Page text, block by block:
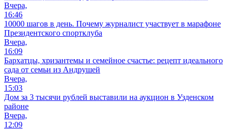
Вчера,
16:46
10000 шагов в день. Почему журналист участвует в марафоне
Президентского спортклуба
Вчера,
16:09
Бархатцы, хризантемы и семейное счастье: рецепт идеального
сада от семьи из Андрушей
Вчера,
15:03
Дом за 3 тысячи рублей выставили на аукцион в Узденском
районе
Вчера,
12:09